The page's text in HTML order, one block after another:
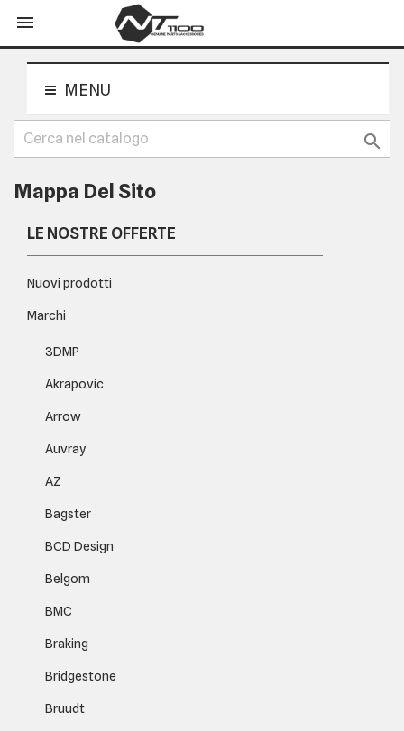

MENU

Mappa Del Sito
LE NOSTRE OFFERTE
Nuovi prodotti
Marchi
3DMP
Akrapovic
Arrow
Auvray
AZ
Bagster
BCD Design
Belgom
BMC
Braking
Bridgestone
Bruudt